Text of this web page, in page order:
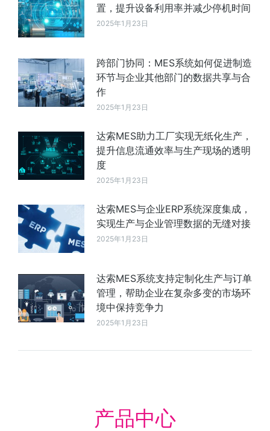
置，提升设备利用率并减少停机时间
2025年1月23日
跨部门协同：MES系统如何促进制造
环节与企业其他部门的数据共享与合
作
2025年1月23日
达索MES助力工厂实现无纸化生产，
提升信息流通效率与生产现场的透明
度
2025年1月23日
达索MES与企业ERP系统深度集成，
实现生产与企业管理数据的无缝对接
2025年1月23日
达索MES系统支持定制化生产与订单
管理，帮助企业在复杂多变的市场环
境中保持竞争力
2025年1月23日
产品中心